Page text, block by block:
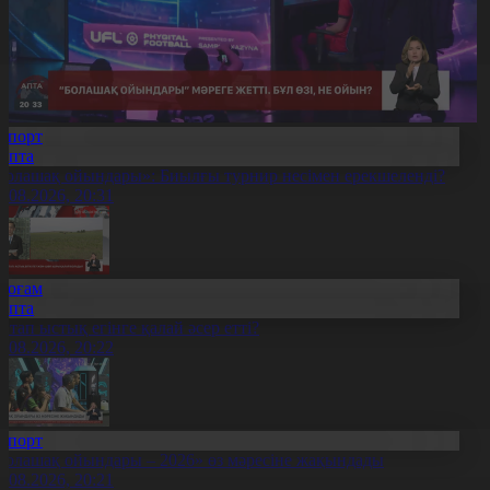
ойындары»: Биылғы турнир несімен ерекшеленді?
20:31
ыстық егінге қалай әсер етті?
20:22
ойындары – 2026» өз мәресіне жақындады
20:21